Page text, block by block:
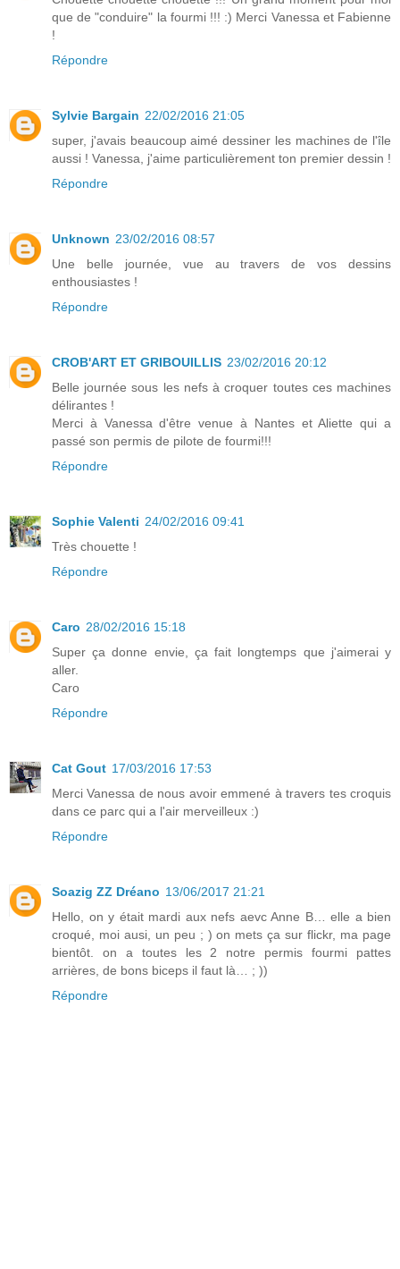
que de "conduire" la fourmi !!! :) Merci Vanessa et Fabienne
!
Répondre
Sylvie Bargain 22/02/2016 21:05
super, j'avais beaucoup aimé dessiner les machines de l'île
aussi ! Vanessa, j'aime particulièrement ton premier dessin !
Répondre
Unknown 23/02/2016 08:57
Une belle journée, vue au travers de vos dessins
enthousiastes !
Répondre
CROB'ART ET GRIBOUILLIS 23/02/2016 20:12
Belle journée sous les nefs à croquer toutes ces machines
délirantes !
Merci à Vanessa d'être venue à Nantes et Aliette qui a
passé son permis de pilote de fourmi!!!
Répondre
Sophie Valenti 24/02/2016 09:41
Très chouette !
Répondre
Caro 28/02/2016 15:18
Super ça donne envie, ça fait longtemps que j'aimerai y
aller.
Caro
Répondre
Cat Gout 17/03/2016 17:53
Merci Vanessa de nous avoir emmené à travers tes croquis
dans ce parc qui a l'air merveilleux :)
Répondre
Soazig ZZ Dréano 13/06/2017 21:21
Hello, on y était mardi aux nefs aevc Anne B… elle a bien
croqué, moi ausi, un peu ; ) on mets ça sur flickr, ma page
bientôt. on a toutes les 2 notre permis fourmi pattes
arrières, de bons biceps il faut là… ; ))
Répondre